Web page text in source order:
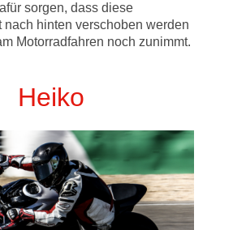
sorgen, dass diese
nach hinten verschoben werden
Motorradfahren noch zunimmt.
Heiko